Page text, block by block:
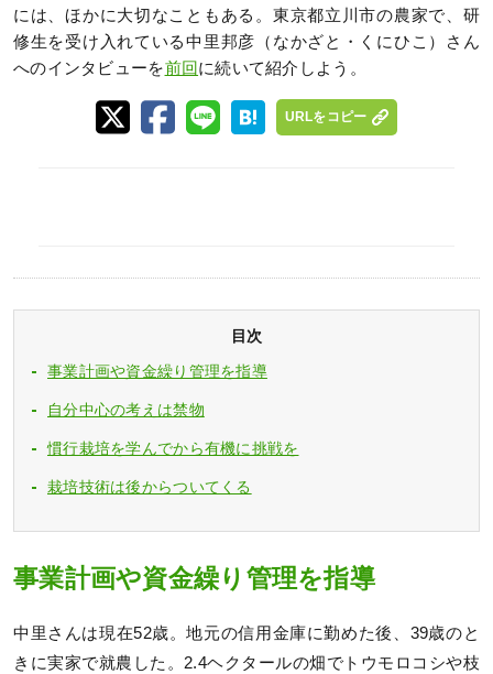
には、ほかに大切なこともある。東京都立川市の農家で、研
修生を受け入れている中里邦彦（なかざと・くにひこ）さん
へのインタビューを前回 に続いて紹介しよう。
URLをコピー
目次
事業計画や資金繰り管理を指導
自分中心の考えは禁物
慣行栽培を学んでから有機に挑戦を
栽培技術は後からついてくる
事業計画や資金繰り管理を指導
中里さんは現在52歳。地元の信用金庫に勤めた後、39歳のと
きに実家で就農した。2.4ヘクタールの畑でトウモロコシや枝